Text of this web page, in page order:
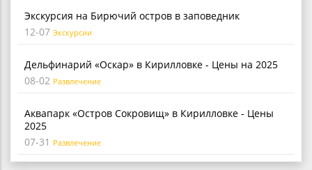
Экскурсия на Бирючий остров в заповедник
12-07 Экскурсии
Дельфинарий «Оскар» в Кирилловке - Цены на 2025
08-02 Развлечение
Аквапарк «Остров Сокровищ» в Кирилловке - Цены
2025
07-31 Развлечение